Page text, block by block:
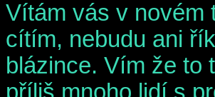
Vítám vás v novém
cítím, nebudu ani
blázince. Vím že to
příliš mnoho lidí s